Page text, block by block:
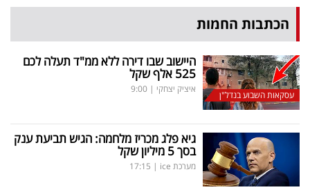
הכתבות החמות
עסקאות השבוע בנדל"ן
היישוב שבו דירה ללא ממ"ד תעלה לכם
525 אלף שקל
איציק יצחקי |
9:00
גיא פלג מכריז מלחמה: הגיש תביעת ענק
בסך 5 מיליון שקל
מערכת ice |
17:15